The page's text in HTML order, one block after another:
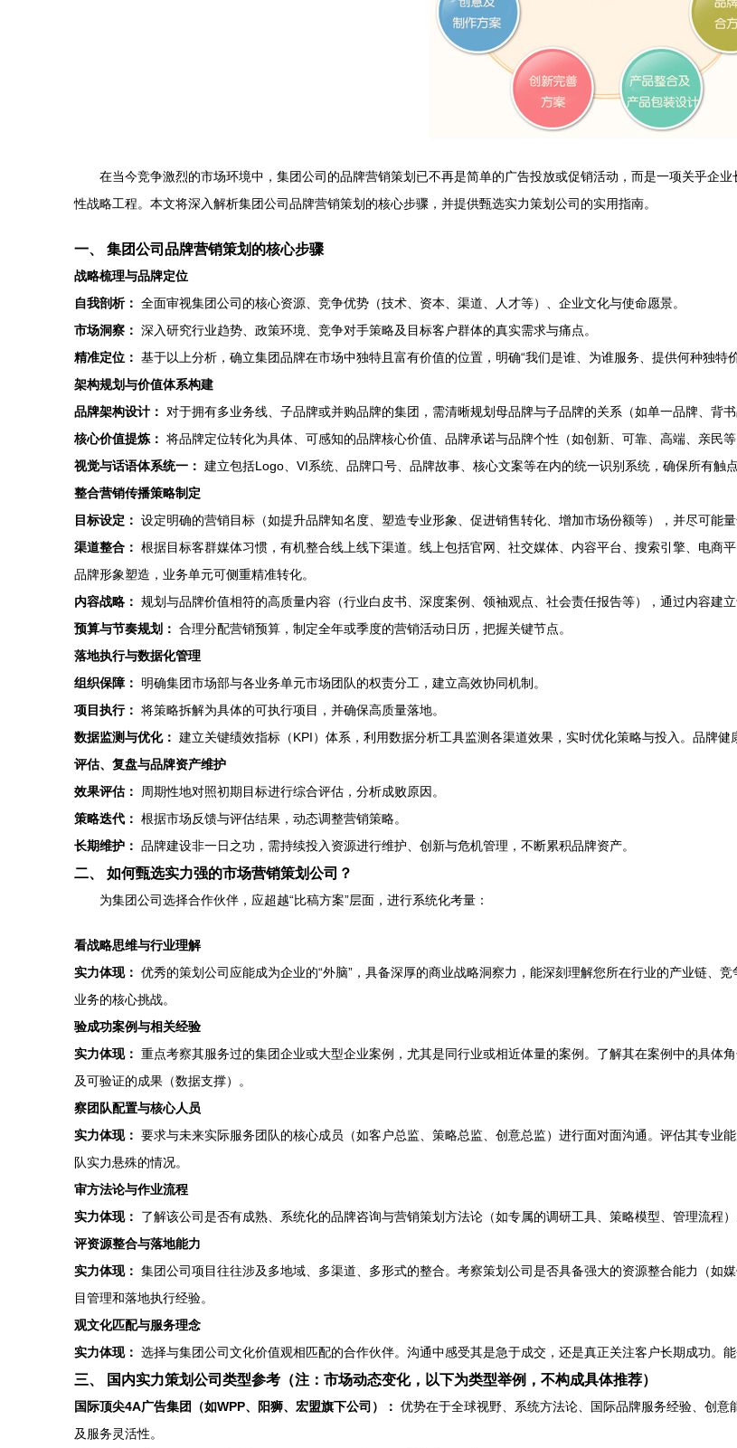
在当今竞争激烈的市场环境中，集团公司的品牌营销策划已不再是简单的广告投放或促销活动，而是一项关乎企
性战略工程。本文将深入解析集团公司品牌营销策划的核心步骤，并提供甄选实力策划公司的实用指南。
一、 集团公司品牌营销策划的核心步骤
战略梳理与品牌定位
自我剖析： 全面审视集团公司的核心资源、竞争优势（技术、资本、渠道、人才等）、企业文化与使命愿景。
市场洞察： 深入研究行业趋势、政策环境、竞争对手策略及目标客户群体的真实需求与痛点。
精准定位： 基于以上分析，确立集团品牌在市场中独特且富有价值的位置，明确“我们是谁、为谁服务、提供何种独特
架构规划与价值体系构建
品牌架构设计：
对于拥有多业务线、子品牌或并购品牌的集团，需清晰规划母品牌与子品牌的关系（如单一品牌、背
核心价值提炼： 将品牌定位转化为具体、可感知的品牌核心价值、品牌承诺与品牌个性（如创新、可靠、高端、亲民等
视觉与话语体系统一： 建立包括Logo、VI系统、品牌口号、品牌故事、核心文案等在内的统一识别系统，确保所有触
整合营销传播策略制定
目标设定： 设定明确的营销目标（如提升品牌知名度、塑造专业形象、促进销售转化、增加市场份额等），并尽可能量
渠道整合： 根据目标客群媒体习惯，有机整合线上线下渠道。线上包括官网、社交媒体、内容平台、搜索引擎、电商
品牌形象塑造，业务单元可侧重精准转化。
内容战略： 规划与品牌价值相符的高质量内容（行业白皮书、深度案例、领袖观点、社会责任报告等），通过内容建立
预算与节奏规划： 合理分配营销预算，制定全年或季度的营销活动日历，把握关键节点。
落地执行与数据化管理
组织保障：
明确集团市场部与各业务单元市场团队的权责分工，建立高效协同机制。
项目执行： 将策略拆解为具体的可执行项目，并确保高质量落地。
数据监测与优化： 建立关键绩效指标（KPI）体系，利用数据分析工具监测各渠道效果，实时优化策略与投入。品牌健
评估、复盘与品牌资产维护
效果评估：
周期性地对照初期目标进行综合评估，分析成败原因。
策略迭代： 根据市场反馈与评估结果，动态调整营销策略。
长期维护： 品牌建设非一日之功，需持续投入资源进行维护、创新与危机管理，不断累积品牌资产。
二、 如何甄选实力强的市场营销策划公司？
为集团公司选择合作伙伴，应超越“比稿方案”层面，进行系统化考量：
看战略思维与行业理解
实力体现： 优秀的策划公司应能成为企业的“外脑”，具备深厚的商业战略洞察力，能深刻理解您所在行业的产业链、
业务的核心挑战。
验成功案例与相关经验
实力体现： 重点考察其服务过的集团企业或大型企业案例，尤其是同行业或相近体量的案例。了解其在案例中的具体
及可验证的成果（数据支撑）。
察团队配置与核心人员
实力体现： 要求与未来实际服务团队的核心成员（如客户总监、策略总监、创意总监）进行面对面沟通。评估其专业
队实力悬殊的情况。
审方法论与作业流程
实力体现：
了解该公司是否有成熟、系统化的品牌咨询与营销策划方法论（如专属的调研工具、策略模型、管理流程
评资源整合与落地能力
实力体现： 集团公司项目往往涉及多地域、多渠道、多形式的整合。考察策划公司是否具备强大的资源整合能力（如
目管理和落地执行经验。
观文化匹配与服务理念
实力体现： 选择与集团公司文化价值观相匹配的合作伙伴。沟通中感受其是急于成交，还是真正关注客户长期成功。
三、 国内实力策划公司类型参考（注：市场动态变化，以下为类型举例，不构成具体推荐）
国际顶尖4A广告集团（如WPP、阳狮、宏盟旗下公司）： 优势在于全球视野、系统方法论、国际品牌服务经验、创
及服务灵活性。